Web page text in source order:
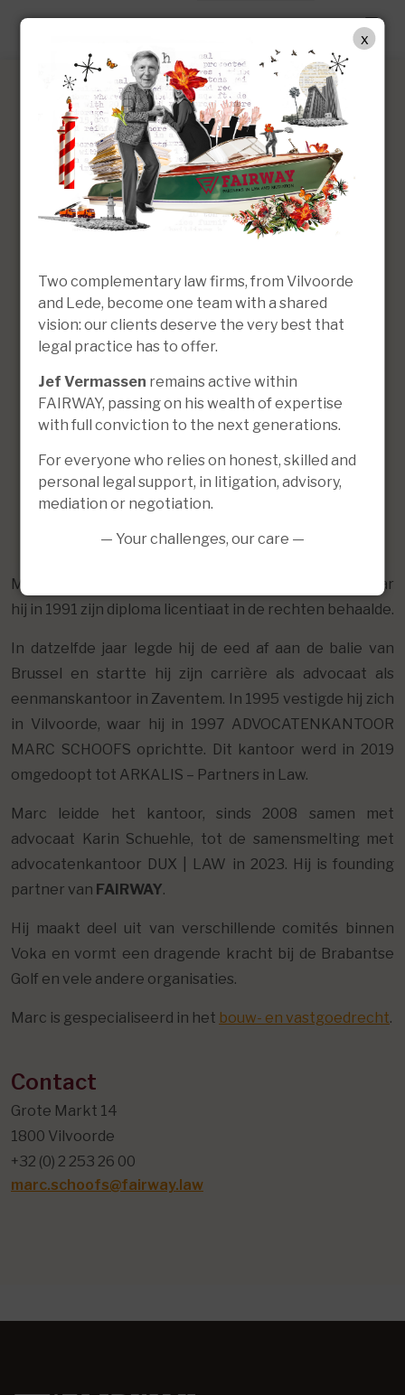
Marc Schoofs
Advocaat | Founding Partner
Marc studeerde aan de Vrije Universiteit Brussel, waar
hij in 1991 zijn diploma licentiaat in de rechten behaalde.
In datzelfde jaar legde hij de eed af aan de balie van
Brussel en startte hij zijn carrière als advocaat als
eenmanskantoor in Zaventem. In 1995 vestigde hij zich
in Vilvoorde, waar hij in 1997 ADVOCATENKANTOOR
MARC SCHOOFS oprichtte. Dit kantoor werd in 2019
omgedoopt tot ARKALIS – Partners in Law.
Marc leidde het kantoor, sinds 2008 samen met
advocaat Karin Schuehle, tot de samensmelting met
advocatenkantoor DUX | LAW in 2023. Hij is founding
partner van FAIRWAY.
Hij maakt deel uit van verschillende comités binnen
Voka en vormt een dragende kracht bij de Brabantse
Golf en vele andere organisaties.
Marc is gespecialiseerd in het bouw- en vastgoedrecht.
Contact
Grote Markt 14
1800 Vilvoorde
+32 (0) 2 253 26 00
marc.schoofs@fairway.law
Two complementary law firms, from Vilvoorde
and Lede, become one team with a shared
vision: our clients deserve the very best that
legal practice has to offer.
Jef Vermassen remains active within
FAIRWAY, passing on his wealth of expertise
with full conviction to the next generations.
For everyone who relies on honest, skilled and
personal legal support, in litigation, advisory,
mediation or negotiation.
— Your challenges, our care —
x